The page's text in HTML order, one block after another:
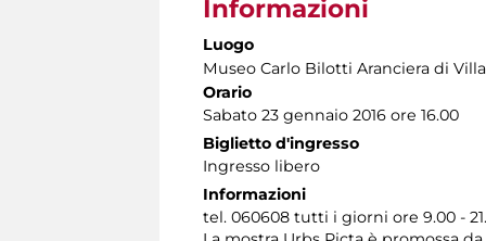
Informazioni
Luogo
Museo Carlo Bilotti Aranciera di
Orario
Sabato 23 gennaio 2016 ore 16.00
Biglietto d'ingresso
Ingresso libero
Informazioni
tel. 060608 tutti i giorni ore 9.00 -